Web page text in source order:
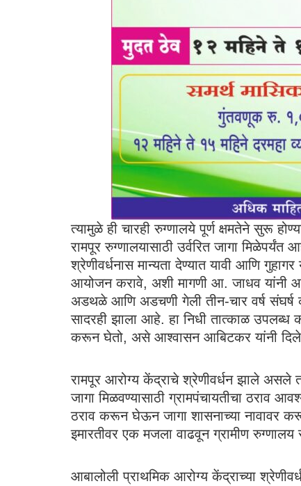
त्यामुळे ही चारही रुग्णालये पूर्ण क्षमतेने सुरू
रामपूर रुग्णालयासाठी उर्वरित जागा
श्रेणीवर्धनास मान्यता देण्यात यावी आणि
आयोजन करावे, अशी मागणी आ. जाधव यांनी
अडथळे आणि अडचणी गेली तीन-चार वर्ष
सादरही झाला आहे. हा निधी तात्काळ उपलब्ध
करून घेतो, असे आश्वासन आबिटकर यांनी दिले
रामपूर आरोग्य केंद्राचे श्रेणीवर्धन झाले असले
जागा मिळवण्यासाठी ग्रामपंचायतीचा ठराव
ठराव करून घेऊन जागा शासनाच्या नावावर
इमारतीवर एक मजला वाढवून ग्रामीण
आबालोली प्राथमिक आरोग्य केंद्राच्या